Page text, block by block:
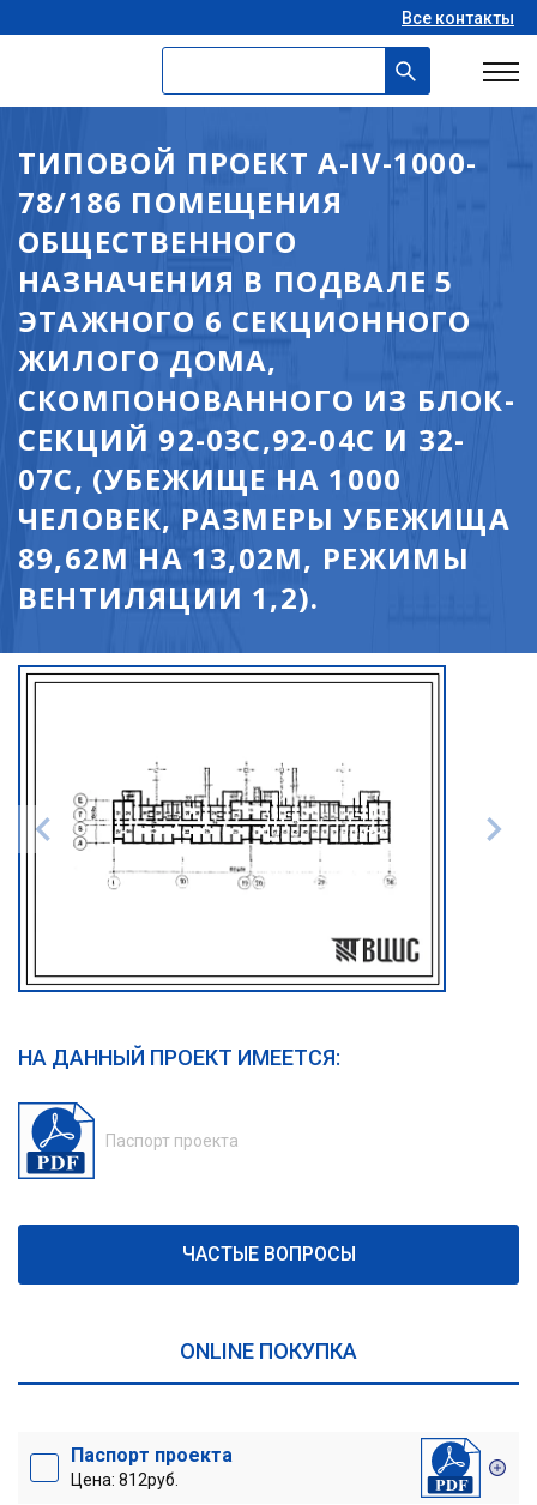
Все контакты
ТИПОВОЙ ПРОЕКТ А-IV-1000-
78/186 ПОМЕЩЕНИЯ
ОБЩЕСТВЕННОГО
НАЗНАЧЕНИЯ В ПОДВАЛЕ 5
ЭТАЖНОГО 6 СЕКЦИОННОГО
ЖИЛОГО ДОМА,
СКОМПОНОВАННОГО ИЗ БЛОК-
СЕКЦИЙ 92-03С,92-04С И 32-
07С, (УБЕЖИЩЕ НА 1000
ЧЕЛОВЕК, РАЗМЕРЫ УБЕЖИЩА
89,62М НА 13,02М, РЕЖИМЫ
ВЕНТИЛЯЦИИ 1,2).
НА ДАННЫЙ ПРОЕКТ ИМЕЕТСЯ:
Паспорт проекта
ЧАСТЫЕ ВОПРОСЫ
ONLINE ПОКУПКА
Паспорт проекта
Цена: 812руб.